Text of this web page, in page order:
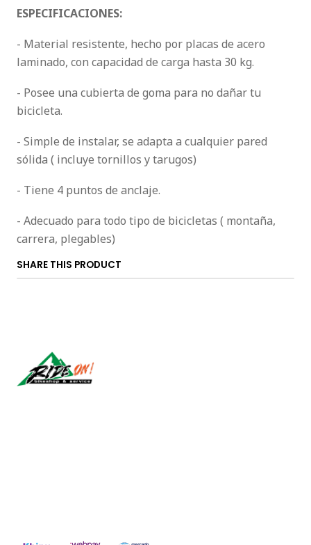
ESPECIFICACIONES:
- Material resistente, hecho por placas de acero
laminado, con capacidad de carga hasta 30 kg.
- Posee una cubierta de goma para no dañar tu
bicicleta.
- Simple de instalar, se adapta a cualquier pared
sólida ( incluye tornillos y tarugos)
- Tiene 4 puntos de anclaje.
- Adecuado para todo tipo de bicicletas ( montaña,
carrera, plegables)
SHARE THIS PRODUCT